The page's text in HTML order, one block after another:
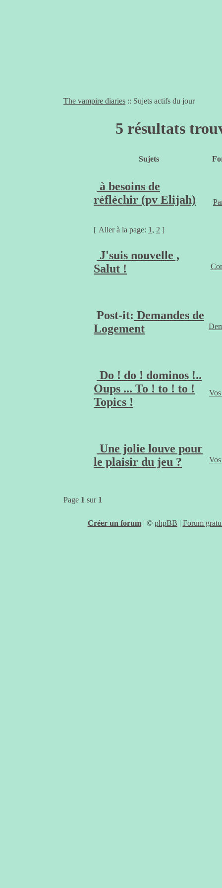
The vampire diaries :: Sujets actifs du jour
5 résultats
Sujets
à besoins de
réfléchir (pv Elijah)
[ Aller à la page: 1 , 2 ]
J'suis nouvelle ,
Salut !
Post-it: Demandes de
Logement
Do ! do ! dominos !..
Oups ... To ! to ! to !
Topics !
Une jolie louve pour
le plaisir du jeu ?
Page 1 sur 1
Créer un forum| © phpBB | Forum